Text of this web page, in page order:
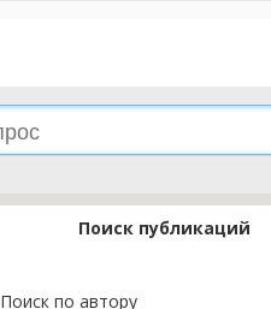
Поиск публикаций
Поиск по автору